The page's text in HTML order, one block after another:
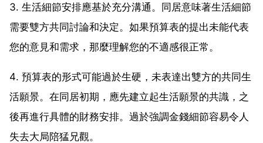
3. 生活細節安排應基於充分溝通。同居意味著生活細節
需要雙方共同討論和決定。如果預算表的提出未能代表
您的意見和需求，那麼理解您的不適感很正常。
4. 預算表的形式可能過於生硬，未表達出雙方的共同生
活願景。在同居初期，應先建立起生活願景的共識，之
後再進行具體的財務安排。過於強調金錢細節容易令人
失去大局陪猛兄觀。